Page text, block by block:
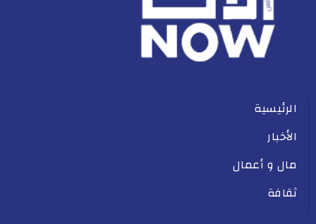
الرئيسية
الأخبار
مال و أعمال
ثقافة